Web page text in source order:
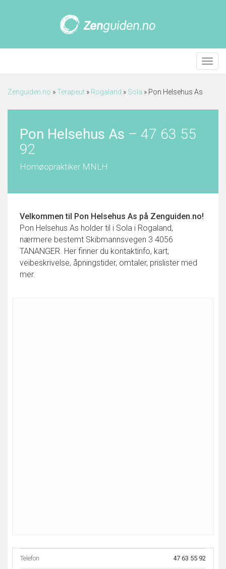
Meny
Zenguiden.no »Terapeut » Rogaland » Sola » Pon Helsehus As
Pon Helsehus As – 47 63 55
92
Homøopraktiker MNLH
Velkommen til Pon Helsehus As på Zenguiden.no!
Pon Helsehus As holder til i Sola i Rogaland,
nærmere bestemt Skibmannsvegen 3 4056
TANANGER. Her finner du kontaktinfo, kart,
veibeskrivelse, åpningstider, omtaler, prislister med
mer.
Telefon 47 63 55 92